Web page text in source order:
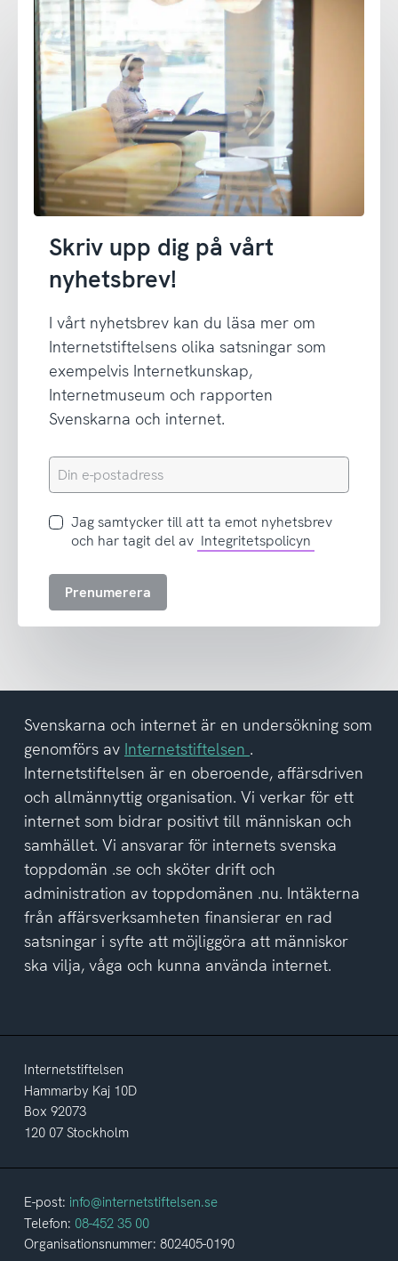
Skriv upp dig på vårt
nyhetsbrev!
I vårt nyhetsbrev kan du läsa mer om
Internetstiftelsens olika satsningar som
exempelvis Internetkunskap,
Internetmuseum och rapporten
Svenskarna och internet.
Din
e-
Jag
samtycker
att
del
av
integritetspolicyn
Jag samtycker till att ta emot nyhetsbrev
och har tagit del av Integritetspolicyn
Prenumerera
Svenskarna och internet är en undersökning som
genomförs av Internetstiftelsen .
Internetstiftelsen är en oberoende, affärsdriven
och allmännyttig organisation. Vi verkar för ett
internet som bidrar positivt till människan och
samhället. Vi ansvarar för internets svenska
toppdomän .se och sköter drift och
administration av toppdomänen .nu. Intäkterna
från affärsverksamheten finansierar en rad
satsningar i syfte att möjliggöra att människor
ska vilja, våga och kunna använda internet.
Internetstiftelsen
Hammarby Kaj 10D
Box 92073
120 07 Stockholm
E-post: info@internetstiftelsen.se
Telefon: 08-452 35 00
Organisationsnummer: 802405-0190